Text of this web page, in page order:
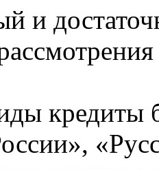
и
кредиты